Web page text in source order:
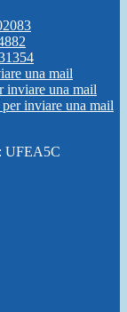
una mail
inviare una mail
inviare una mail
UFEA5C